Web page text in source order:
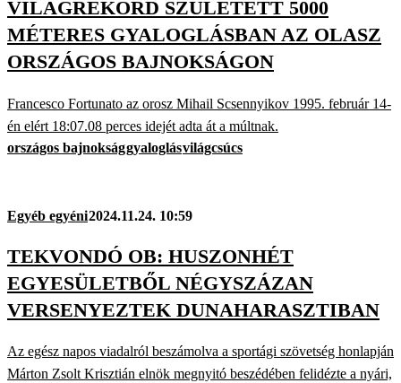
VILÁGREKORD SZÜLETETT 5000
MÉTERES GYALOGLÁSBAN AZ OLASZ
ORSZÁGOS BAJNOKSÁGON
Francesco Fortunato az orosz Mihail Scsennyikov 1995. február 14-
én elért 18:07.08 perces idejét adta át a múltnak.
országos bajnoksággyaloglásvilágcsúcs
Egyéb egyéni2024.11.24. 10:59
TEKVONDÓ OB: HUSZONHÉT
EGYESÜLETBŐL NÉGYSZÁZAN
VERSENYEZTEK DUNAHARASZTIBAN
Az egész napos viadalról beszámolva a sportági szövetség honlapján
Márton Zsolt Krisztián elnök megnyitó beszédében felidézte a nyári,